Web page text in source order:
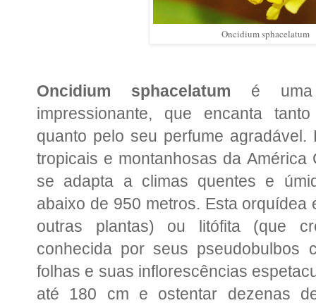
Oncidium sphacelatum
Oncidium sphacelatum é uma
impressionante, que encanta
quanto pelo seu perfume agradável.
tropicais e montanhosas da América
se adapta a climas quentes e
abaixo de 950 metros. Esta orquídea
outras plantas) ou litófita (que
conhecida por seus pseudobulbos
folhas e suas inflorescências
até 180 cm e ostentar dezenas